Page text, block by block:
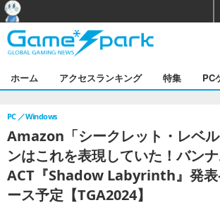
ホーム アクセスランキング 特集 PC
Amazon「シークレット・レベ
ンはこれを表現していた！バン
ACT『Shadow Labyrinth』発
ース予定【TGA2024】
PC Windows